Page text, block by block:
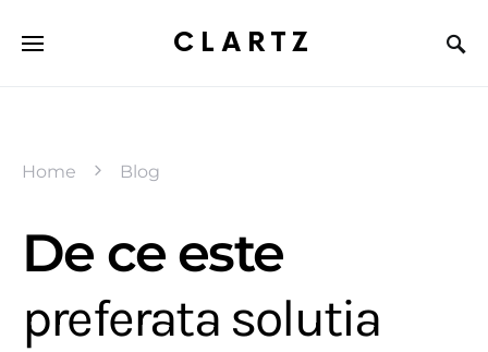
CLARTZ
Home Blog
De ce este
preferata solutia